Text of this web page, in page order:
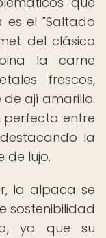
el "Saltado
del clásico
la carne
frescos,
ají amarillo.
perfecta entre
la
de lujo.
la alpaca se
sostenibilidad
ya que su